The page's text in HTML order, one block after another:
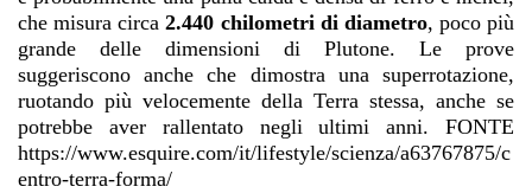
che misura circa2.440 chilometri di diametro, poco più
grande delle dimensioni di Plutone. Le prove
suggeriscono anche che dimostra una superrotazione,
ruotando più velocemente della Terra stessa, anche se
potrebbe aver rallentato negli ultimi anni. FONTE
https://www.esquire.com/it/lifestyle/scienza/a63767875/c
entro-terra-forma/